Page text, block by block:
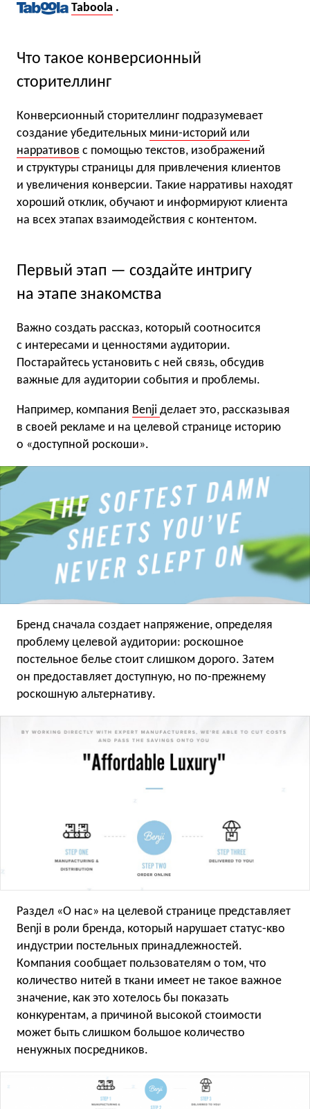
Taboola .
Что такое конверсионный
сторителлинг
Конверсионный сторителлинг подразумевает
создание убедительных мини-историй или
нарративов с помощью текстов, изображений
и структуры страницы для привлечения клиентов
и увеличения конверсии. Такие нарративы находят
хороший отклик, обучают и информируют клиента
на всех этапах взаимодействия с контентом.
Первый этап — создайте интригу
на этапе знакомства
Важно создать рассказ, который соотносится
с интересами и ценностями аудитории.
Постарайтесь установить с ней связь, обсудив
важные для аудитории события и проблемы.
Например, компания Benji делает это, рассказывая
в своей рекламе и на целевой странице историю
о «доступной роскоши».
Бренд сначала создает напряжение, определяя
проблему целевой аудитории: роскошное
постельное белье стоит слишком дорого. Затем
он предоставляет доступную, но по-прежнему
роскошную альтернативу.
Раздел «О нас» на целевой странице представляет
Benji в роли бренда, который нарушает статус-кво
индустрии постельных принадлежностей.
Компания сообщает пользователям о том, что
количество нитей в ткани имеет не такое важное
значение, как это хотелось бы показать
конкурентам, а причиной высокой стоимости
может быть слишком большое количество
ненужных посредников.